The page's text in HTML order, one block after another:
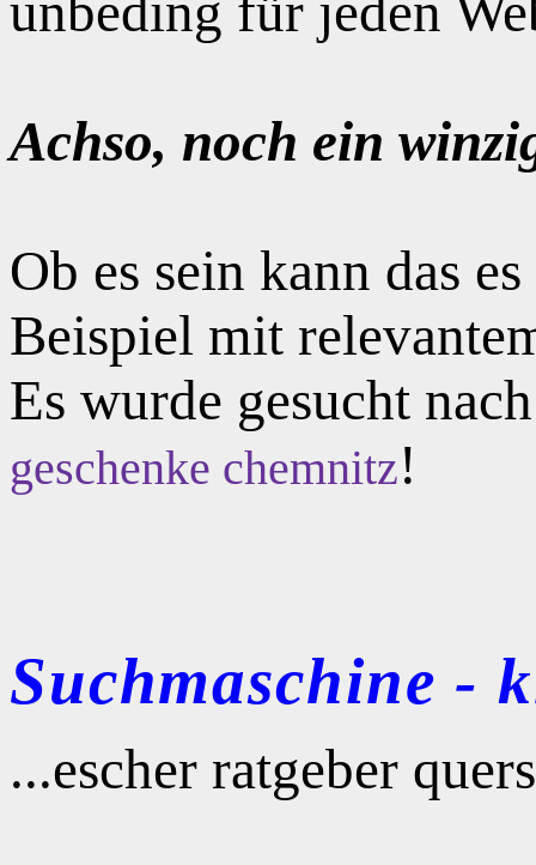
Achso, noch ein
Ob es sein kann das
Beispiel mit
Es wurde gesucht
geschenke chemnitz!
Suchmaschine -
...escher ratgeber